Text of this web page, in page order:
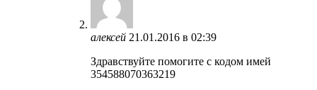
алексей 21.01.2016 в 02:39
Здравствуйте помогите с кодом имей
354588070363219